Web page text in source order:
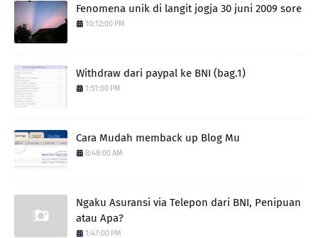
Fenomena unik di langit jogja 30 juni 2009 sore
10:12:00 PM
Withdraw dari paypal ke BNI (bag.1)
1:51:00 PM
Cara Mudah memback up Blog Mu
8:48:00 AM
Ngaku Asuransi via Telepon dari BNI, Penipuan
atau Apa?
1:47:00 PM